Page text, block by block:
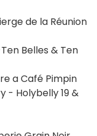
de la Réunion
Belles & Ten
a Café Pimpin
- Holybelly 19 &